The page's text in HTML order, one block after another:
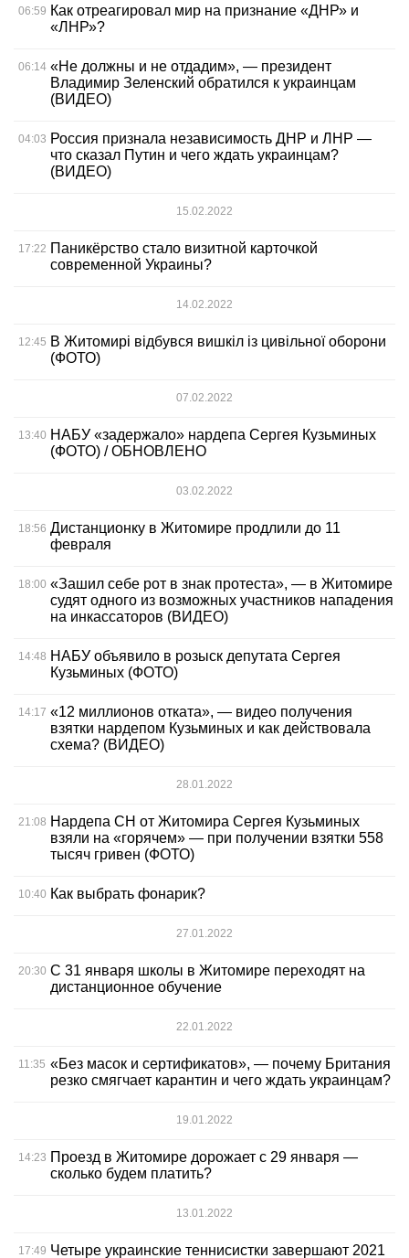
06:59 Как отреагировал мир на признание «ДНР» и
«ЛНР»?
06:14 «Не должны и не отдадим», — президент
Владимир Зеленский обратился к украинцам
(ВИДЕО)
04:03 Россия признала независимость ДНР и ЛНР —
что сказал Путин и чего ждать украинцам?
(ВИДЕО)
15.02.2022
17:22 Паникёрство стало визитной карточкой
современной Украины?
14.02.2022
12:45 В Житомирі відбувся вишкіл із цивільної оборони
(ФОТО)
07.02.2022
13:40 НАБУ «задержало» нардепа Сергея Кузьминых
(ФОТО) / ОБНОВЛЕНО
03.02.2022
18:56 Дистанционку в Житомире продлили до 11
февраля
18:00 «Зашил себе рот в знак протеста», — в Житомире
судят одного из возможных участников нападения
на инкассаторов (ВИДЕО)
14:48 НАБУ объявило в розыск депутата Сергея
Кузьминых (ФОТО)
14:17 «12 миллионов отката», — видео получения
взятки нардепом Кузьминых и как действовала
схема? (ВИДЕО)
28.01.2022
21:08 Нардепа СН от Житомира Сергея Кузьминых
взяли на «горячем» — при получении взятки 558
тысяч гривен (ФОТО)
10:40 Как выбрать фонарик?
27.01.2022
20:30 С 31 января школы в Житомире переходят на
дистанционное обучение
22.01.2022
11:35 «Без масок и сертификатов», — почему Британия
резко смягчает карантин и чего ждать украинцам?
19.01.2022
14:23 Проезд в Житомире дорожает с 29 января —
сколько будем платить?
13.01.2022
17:49 Четыре украинские теннисистки завершают 2021